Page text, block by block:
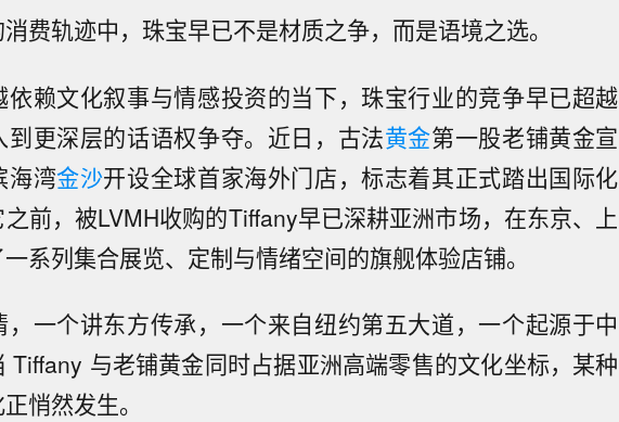
费轨迹中，珠宝早已不是材质之争，而是语境之选。
依赖文化叙事与情感投资的当下，珠宝行业的竞争早已超越
更深层的话语权争夺。近日，古法黄金第一股老铺黄金宣
海湾金沙开设全球首家海外门店，标志着其正式踏出国际化
前，被LVMH收购的Tiffany早已深耕亚洲市场，在东京、上
系列集合展览、定制与情绪空间的旗舰体验店铺。
，一个讲东方传承，一个来自纽约第五大道，一个起源于中
Tiffany 与老铺黄金同时占据亚洲高端零售的文化坐标，某种
悄然发生。